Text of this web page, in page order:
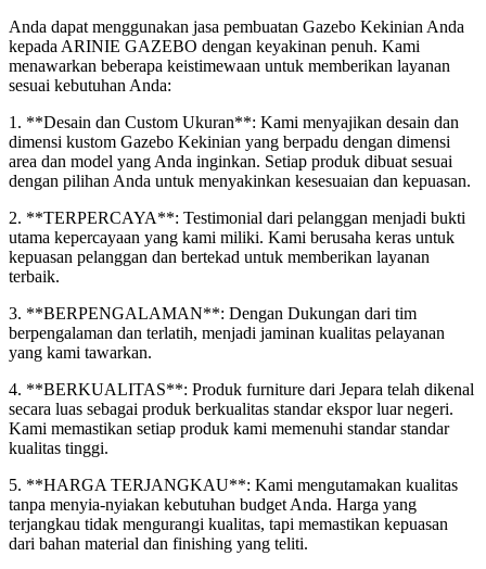
Anda dapat menggunakan jasa pembuatan Gazebo Kekinian Anda
kepada ARINIE GAZEBO dengan keyakinan penuh. Kami
menawarkan beberapa keistimewaan untuk memberikan layanan
sesuai kebutuhan Anda:
1. **Desain dan Custom Ukuran**: Kami menyajikan desain dan
dimensi kustom Gazebo Kekinian yang berpadu dengan dimensi
area dan model yang Anda inginkan. Setiap produk dibuat sesuai
dengan pilihan Anda untuk menyakinkan kesesuaian dan kepuasan.
2. **TERPERCAYA**: Testimonial dari pelanggan menjadi bukti
utama kepercayaan yang kami miliki. Kami berusaha keras untuk
kepuasan pelanggan dan bertekad untuk memberikan layanan
terbaik.
3. **BERPENGALAMAN**: Dengan Dukungan dari tim
berpengalaman dan terlatih, menjadi jaminan kualitas pelayanan
yang kami tawarkan.
4. **BERKUALITAS**: Produk furniture dari Jepara telah dikenal
secara luas sebagai produk berkualitas standar ekspor luar negeri.
Kami memastikan setiap produk kami memenuhi standar standar
kualitas tinggi.
5. **HARGA TERJANGKAU**: Kami mengutamakan kualitas
tanpa menyia-nyiakan kebutuhan budget Anda. Harga yang
terjangkau tidak mengurangi kualitas, tapi memastikan kepuasan
dari bahan material dan finishing yang teliti.